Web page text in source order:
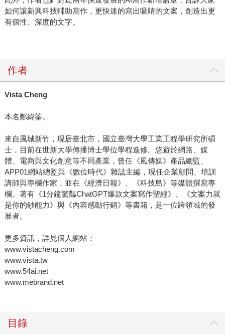
如何讓新興科技輔助寫作，更快速的寫出吸睛的文案，創造出更
有個性、深度的文字。
作者
Vista Cheng
本名鄭緯筌。
來自風城新竹，現居臺北市，國立臺灣大學工業工程學研究所碩
士，目前在世新大學傳播博士學位學程進修。悠遊於網路、媒
體、電商與文化創意等不同產業，曾任《風傳媒》產品總監、
APP01網站總監與《數位時代》雜誌主編，現任企業顧問、培訓
講師與專欄作家，並在《經濟日報》、《科技島》等媒體撰寫專
欄。著有《1分鐘驚豔ChatGPT爆款文案寫作聖經》、《文案力就
是你的鈔能力》與《內容感動行銷》等書籍，是一位跨領域的發
展者。
更多資訊，詳見個人網站：
www.vistacheng.com
www.vista.tw
www.54ai.net
www.mebrand.net
目錄